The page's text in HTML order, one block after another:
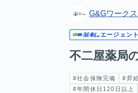
G&Gワーク
エージェン
不二屋薬局
#社会保険完備 #昇
#年間休日120日以上